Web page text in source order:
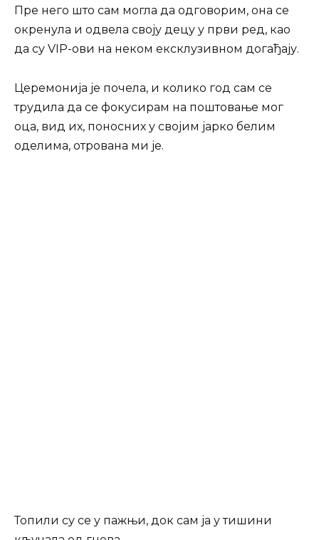
Пре него што сам могла да одговорим, она се
окренула и одвела своју децу у први ред, као
да су VIP-ови на неком ексклузивном догађају.
Церемонија је почела, и колико год сам се
трудила да се фокусирам на поштовање мог
оца, вид их, поносних у својим јарко белим
оделима, отрована ми је.
Топили су се у пажњи, док сам ја у тишини